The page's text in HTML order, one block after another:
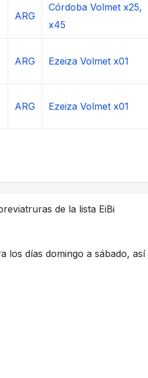
ARG
Córdoba Volmet x25,
x45
ARG Ezeiza Volmet x01
ARG Ezeiza Volmet x01
de la lista EiBi
los días domingo a sábado,